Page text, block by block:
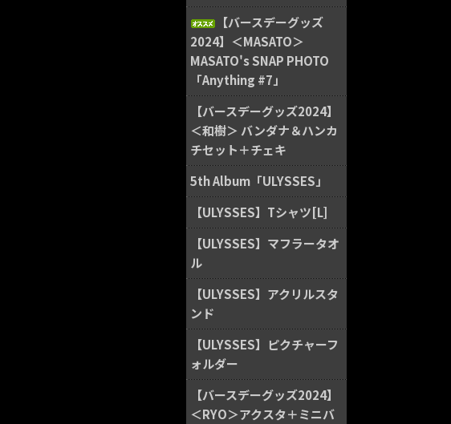
【バースデーグッズ
2024】＜MASATO＞
MASATO's SNAP PHOTO
「Anything #7」
【バースデーグッズ2024】
＜和樹＞ バンダナ＆ハンカ
チセット＋チェキ
5th Album「ULYSSES」
【ULYSSES】Tシャツ[L]
【ULYSSES】マフラータオ
ル
【ULYSSES】アクリルスタ
ンド
【ULYSSES】ピクチャーフ
ォルダー
【バースデーグッズ2024】
＜RYO＞アクスタ＋ミニバ